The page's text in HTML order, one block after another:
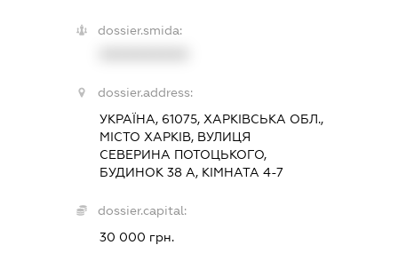
dossier.smida:
dossier.address:
УКРАЇНА, 61075, ХАРКІВСЬКА ОБЛ.,
МІСТО ХАРКІВ, ВУЛИЦЯ
СЕВЕРИНА ПОТОЦЬКОГО,
БУДИНОК 38 А, КІМНАТА 4-7
dossier.capital:
30 000 грн.